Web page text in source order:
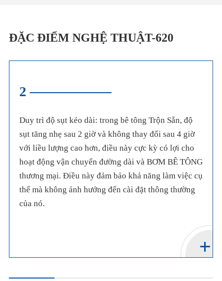
ĐẶC ĐIỂM NGHỆ THUẬT-620
2
Duy trì độ sụt kéo dài: trong bê tông Trộn Sẵn, độ
sụt tăng nhẹ sau 2 giờ và không thay đổi sau 4 giờ
với liều lượng cao hơn, điều này cực kỳ có lợi cho
hoạt động vận chuyển đường dài và BƠM BÊ TÔNG
thương mại. Điều này đảm bảo khả năng làm việc cụ
thể mà không ảnh hưởng đến cài đặt thông thường
của nó.